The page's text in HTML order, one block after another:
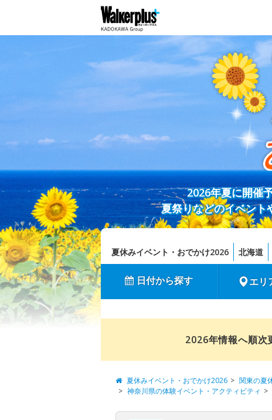
2026年夏に開催
夏祭りなどのイベント
夏休みイベント・おでかけ2026 北海道
日付から探す エリ
2026年情報へ順次
夏休みイベント・おでかけ2026 関東の夏
神奈川県の体験イベント・アクティビティ